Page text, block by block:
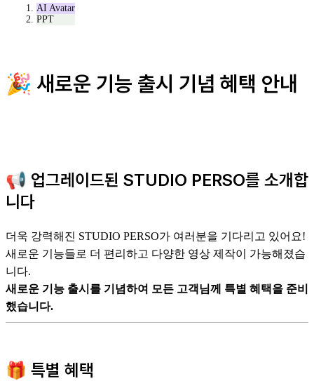
AI Avatar
PPT
🎉 새로운 기능 출시 기념 혜택 안내
📢 업그레이드된 STUDIO PERSO를 소개합
니다
더욱 강력해진 STUDIO PERSO가 여러분을 기다리고 있어요!
새로운 기능들로 더 편리하고 다양한 영상 제작이 가능해졌습
니다.
새로운 기능 출시를 기념하여 모든 고객님께 특별 혜택을 준비
했습니다.
🎁 특별 혜택